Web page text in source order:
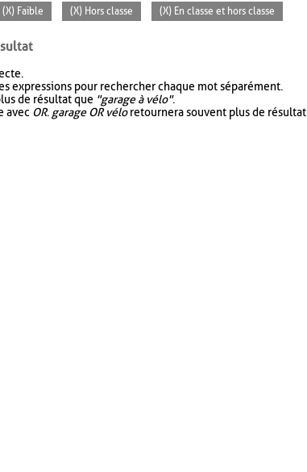
(X) Faible (X) Hors classe (X) En classe et hors classe
expressions pour rechercher chaque mot séparément.
de résultat que "garage à vélo".
avec OR. garage OR véloretournera souvent plus de résultat